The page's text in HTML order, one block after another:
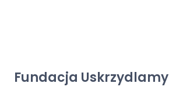
Fundacja Uskrzydlamy